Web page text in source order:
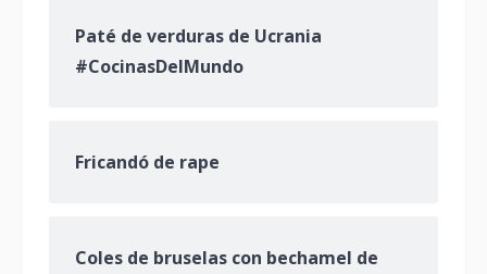
Paté de verduras de Ucrania
#CocinasDelMundo
Fricandó de rape
Coles de bruselas con bechamel de